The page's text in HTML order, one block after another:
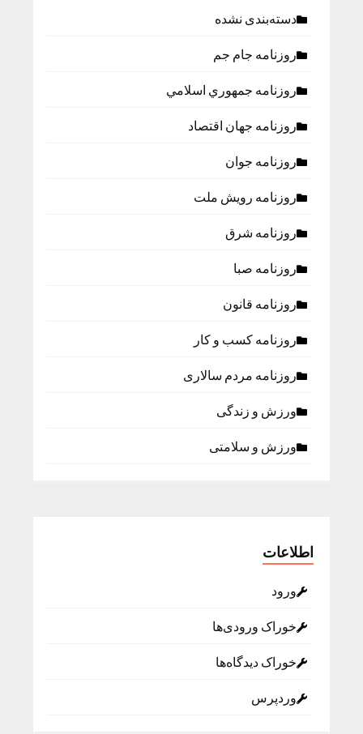
دسته‌بندی نشده
روزنامه جام جم
روزنامه جمهوري اسلامي
روزنامه جهان اقتصاد
روزنامه جوان
روزنامه رویش ملت
روزنامه شرق
روزنامه صبا
روزنامه قانون
روزنامه كسب و كار
روزنامه مردم سالاری
ورزش و زندگی
ورزش و سلامتی
اطلاعات
ورود
خوراک ورودی‌ها
خوراک دیدگاه‌ها
وردپرس